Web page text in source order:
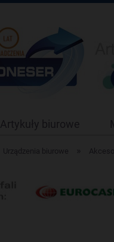
Artykuły biurowe
Urządzenia biurowe